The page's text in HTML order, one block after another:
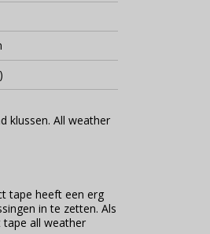
klussen. All weather
tape heeft een erg
in te zetten. Als
all weather